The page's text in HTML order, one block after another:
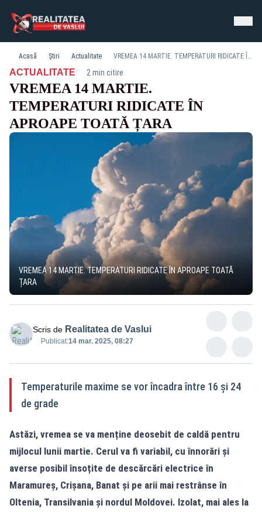
Acasă Știri Actualitate VREMEA 14 MARTIE. TEMPERATURI RIDICATE ÎN APROAPE TOATĂ ȚARA
ACTUALITATE· 2 min citire
VREMEA 14 MARTIE.
TEMPERATURI RIDICATE ÎN
APROAPE TOATĂ ȚARA
VREMEA 14 MARTIE. TEMPERATURI RIDICATE ÎN APROAPE TOATĂ
ȚARA
Scris de Realitatea de Vaslui
Publicat:14 mar. 2025, 08:27
Temperaturile maxime se vor încadra între 16 și 24
de grade
Astăzi, vremea se va menține deosebit de caldă pentru
mijlocul lunii martie. Cerul va fi variabil, cu înnorări și
averse posibil însoțite de descărcări electrice în
Maramureș, Crișana, Banat și pe arii mai restrânse în
Oltenia, Transilvania și nordul Moldovei. Izolat, mai ales la